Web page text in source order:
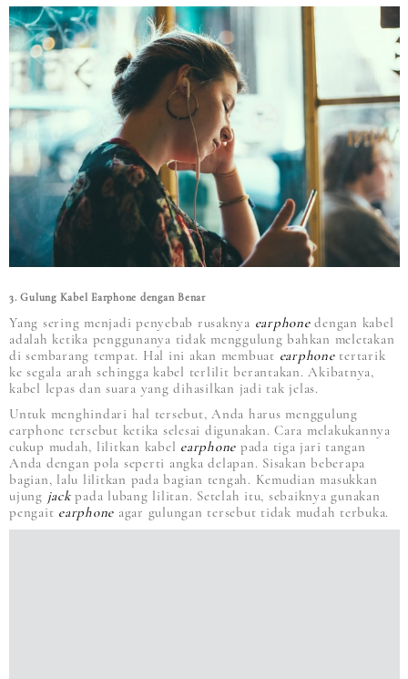
3. Gulung Kabel Earphone dengan Benar
Yang sering menjadi penyebab rusaknya earphonedengan kabel
adalah ketika penggunanya tidak menggulung bahkan meletakan
di sembarang tempat. Hal ini akan membuat earphone tertarik
ke segala arah sehingga kabel terlilit berantakan. Akibatnya,
kabel lepas dan suara yang dihasilkan jadi tak jelas.
Untuk menghindari hal tersebut, Anda harus menggulung
earphone tersebut ketika selesai digunakan. Cara melakukannya
cukup mudah, lilitkan kabel earphone pada tiga jari tangan
Anda dengan pola seperti angka delapan. Sisakan beberapa
bagian, lalu lilitkan pada bagian tengah. Kemudian masukkan
ujung jackpada lubang lilitan. Setelah itu, sebaiknya gunakan
pengait earphone agar gulungan tersebut tidak mudah terbuka.